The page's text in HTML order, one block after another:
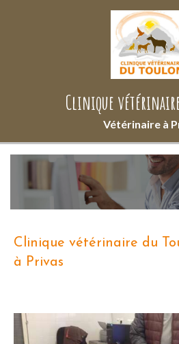
Clinique
Vétérinaire à
Clinique vétérinaire du
à Privas